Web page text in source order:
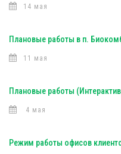
14 мая
Плановые работы в п.
11 мая
Плановые работы
4 мая
Режим работы офисов